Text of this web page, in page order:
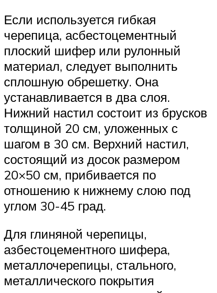
Если используется гибкая
черепица, асбестоцементный
плоский шифер или рулонный
материал, следует выполнить
сплошную обрешетку. Она
устанавливается в два слоя.
Нижний настил состоит из брусков
толщиной 20 см, уложенных с
шагом в 30 см. Верхний настил,
состоящий из досок размером
20×50 см, прибивается по
отношению к нижнему слою под
углом 30-45 град.
Для глиняной черепицы,
азбестоцементного шифера,
металлочерепицы, стального,
металлического покрытия